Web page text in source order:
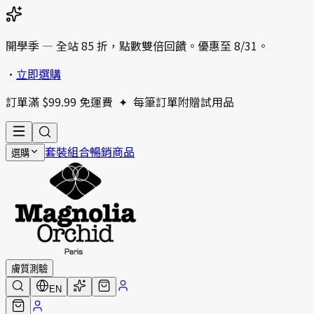
開學季 — 全站 85 折，點數雙倍回饋。優惠至 8/31。
• 立即選購
訂單滿 $99.99 免運費 ✦ 每筆訂單附贈試用品
選購 套裝組合暢銷商品
膚質測驗
EN